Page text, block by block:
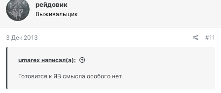
а
г
о
а
и
и
рейдовик
Выживальщик
3 Дек 2013 #11
umarex написал(а):
Готовится к ЯВ смысла особого нет.